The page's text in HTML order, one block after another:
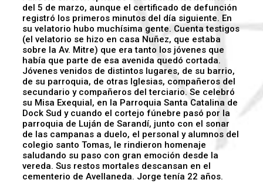
del 5 de marzo, aunque el certificado de defunción
registró los primeros minutos del día siguiente. En
su velatorio hubo muchísima gente. Cuenta testigos
(el velatorio se hizo en casa Nuñez, que estaba
sobre la Av. Mitre) que era tanto los jóvenes que
había que parte de esa avenida quedó cortada.
Jóvenes venidos de distintos lugares, de su barrio,
de su parroquia, de otras Iglesias, compañeros del
secundario y compañeros del terciario. Se celebró
su Misa Exequial, en la Parroquia Santa Catalina de
Dock Sud y cuando el cortejo fúnebre pasó por la
parroquia de Luján de Sarandí, junto con el sonar
de las campanas a duelo, el personal y alumnos del
colegio santo Tomas, le rindieron homenaje
saludando su paso con gran emoción desde la
vereda. Sus restos mortales descansan en el
cementerio de Avellaneda. Jorge tenía 22 años.